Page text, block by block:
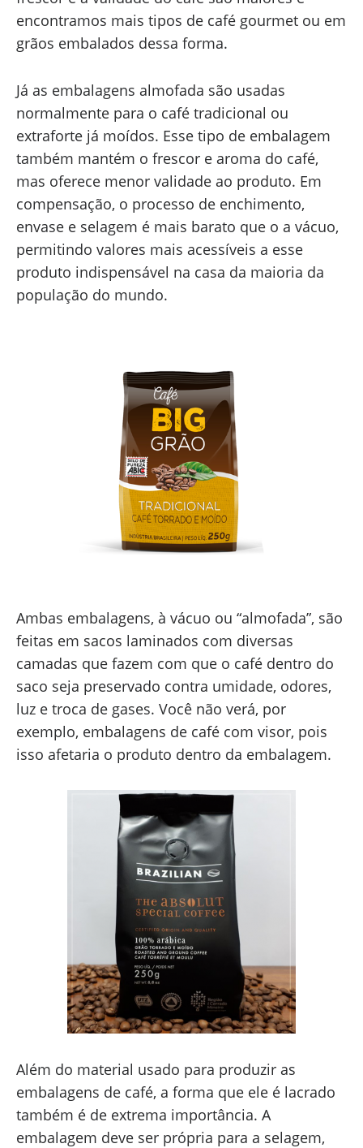
encontramos mais tipos de café gourmet ou em
grãos embalados dessa forma.
Já as embalagens almofada são usadas
normalmente para o café tradicional ou
extraforte já moídos. Esse tipo de embalagem
também mantém o frescor e aroma do café,
mas oferece menor validade ao produto. Em
compensação, o processo de enchimento,
envase e selagem é mais barato que o a vácuo,
permitindo valores mais acessíveis a esse
produto indispensável na casa da maioria da
população do mundo.
Ambas embalagens, à vácuo ou “almofada”, são
feitas em sacos laminados com diversas
camadas que fazem com que o café dentro do
saco seja preservado contra umidade, odores,
luz e troca de gases. Você não verá, por
exemplo, embalagens de café com visor, pois
isso afetaria o produto dentro da embalagem.
Além do material usado para produzir as
embalagens de café, a forma que ele é lacrado
também é de extrema importância. A
embalagem deve ser própria para a selagem,